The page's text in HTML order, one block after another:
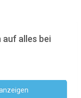
auf alles bei